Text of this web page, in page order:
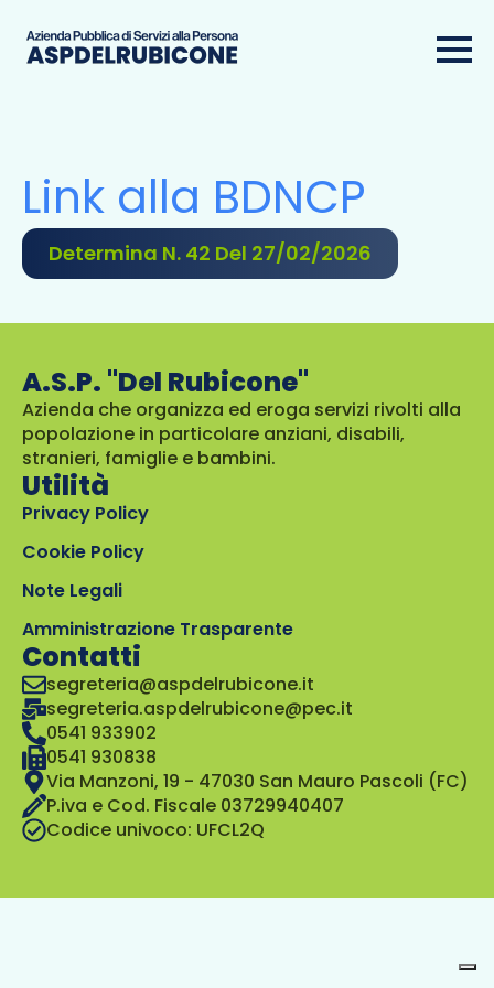
Link alla BDNCP
Determina N. 42 Del 27/02/2026
A.S.P. "Del Rubicone"
Azienda che organizza ed eroga servizi rivolti alla
popolazione in particolare anziani, disabili,
stranieri, famiglie e bambini.
Utilità
Privacy Policy
Cookie Policy
Note Legali
Amministrazione Trasparente
Contatti
segreteria@aspdelrubicone.it
segreteria.aspdelrubicone@pec.it
0541 933902
0541 930838
Via Manzoni, 19 - 47030 San Mauro Pascoli (FC)
P.iva e Cod. Fiscale 03729940407
Codice univoco: UFCL2Q